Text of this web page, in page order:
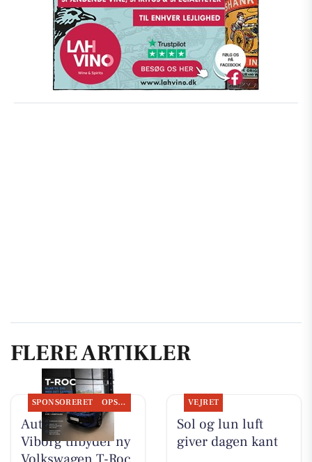
FLERE ARTIKLER
SPONSORERET OPSLAGSTAVLEN
Autocentralen
Viborg tilbyder ny
VEJRET
Sol og lun luft
giver dagen kant